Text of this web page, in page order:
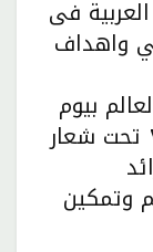
فى
واهداف
بيوم
الأمم المتحدة للتعليم لعام ٢٠٢٦ تحت شعار
وتمكين